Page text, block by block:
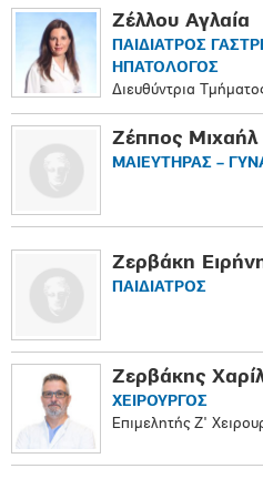
Ζέλλου Αγλαία
ΠΑΙΔΙΑΤΡΟΣ
ΗΠΑΤΟΛΟΓΟΣ
Διευθύντρια
Ζέππος Μιχαήλ
ΜΑΙΕΥΤΗΡΑΣ –
Ζερβάκη
ΠΑΙΔΙΑΤΡΟΣ
Ζερβάκης
ΧΕΙΡΟΥΡΓΟΣ
Επιμελητής Ζ'